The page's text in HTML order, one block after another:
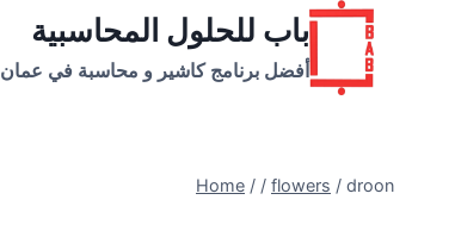
باب للحلول المحاسبية
أفضل برنامج كاشير و محاسبة في عمان
Home / / flowers / droon